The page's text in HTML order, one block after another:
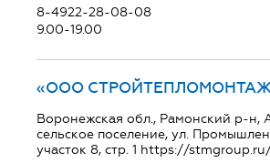
8-4922-28-08-08
9.00-19.00
«ООО
Воронежская обл., Рамонский р-н,
сельское поселение, ул.
участок 8, стр. 1 https://